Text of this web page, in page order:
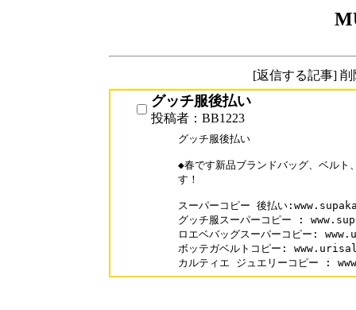
[返信する記事]
グッチ服後払い
投稿者：BB1223
グッチ服後払い
◆春です新品ブランドバッグ、ベルト
す！
スーパーコピー 後払い
グッチ服スーパーコピー :
ロエベバッグスーパーコピー:
ボッテガベルトコピー:
カルティエ ジュエリーコピー